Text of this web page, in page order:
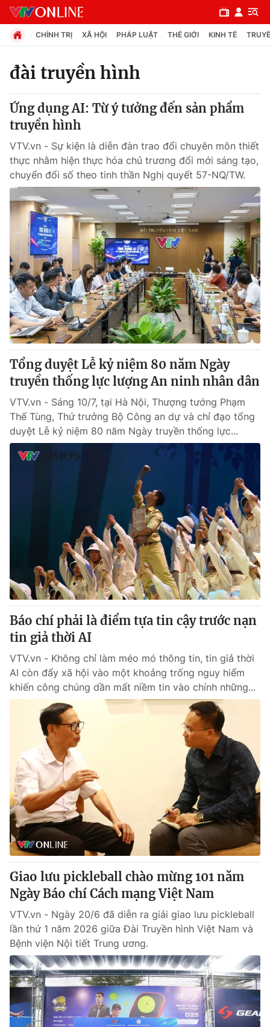
Chuyên mục
Chính trị
Xã hội
Pháp luật
Thế giới
Tin tức
Thế giới đó đây
Câu chuyện quốc tế
Kinh tế
Tài chính
Thị trường
Góc doanh nghiệp
Dữ liệu và đời sống
Truyền hình
Phim VTV
Hậu trường
Nhân vật
Khán giả
Giải trí
Điện ảnh
Âm nhạc
Đời sống
Du lịch
Hitech Công nghệ tương lai
Thị trường
Tư vấn
Giao lưu trực tuyến
Lịch phát sóng
Chuyên mục khác
Emagazine
Photo Infographic
Shorts video
VTV Money VTV Thể thao
VTV Sức khoẻ Bất động sản
Thị trường 24h Tấm lòng Việt
VTV4 Vươn mình bằng AI
VTV9 VTV8
Liên hệ tòa soạn English
THỜI BÁO VTV
Theo dõi báo trên
CHÍNH TRỊ XÃ HỘI PHÁP LUẬT THẾ GIỚI KINH TẾ
đài truyền hình
Ứng dụng AI: Từ ý tưởng đến sản phẩm
truyền hình
VTV.vn - Sự kiện là diễn đàn trao đổi chuyên môn thiết
thực nhằm hiện thực hóa chủ trương đổi mới sáng tạo,
chuyển đổi số theo tinh thần Nghị quyết 57-NQ/TW.
Tổng duyệt Lễ kỷ niệm 80 năm Ngày
truyền thống lực lượng An ninh nhân dân
VTV.vn - Sáng 10/7, tại Hà Nội, Thượng tướng Phạm
Thế Tùng, Thứ trưởng Bộ Công an dự và chỉ đạo tổng
duyệt Lễ kỷ niệm 80 năm Ngày truyền thống lực...
Báo chí phải là điểm tựa tin cậy trước nạn
tin giả thời AI
VTV.vn - Không chỉ làm méo mó thông tin, tin giả thời
AI còn đẩy xã hội vào một khoảng trống nguy hiểm
khiến công chúng dần mất niềm tin vào chính những...
Giao lưu pickleball chào mừng 101 năm
Ngày Báo chí Cách mạng Việt Nam
VTV.vn - Ngày 20/6 đã diễn ra giải giao lưu pickleball
lần thứ 1 năm 2026 giữa Đài Truyền hình Việt Nam và
Bệnh viện Nội tiết Trung ương.